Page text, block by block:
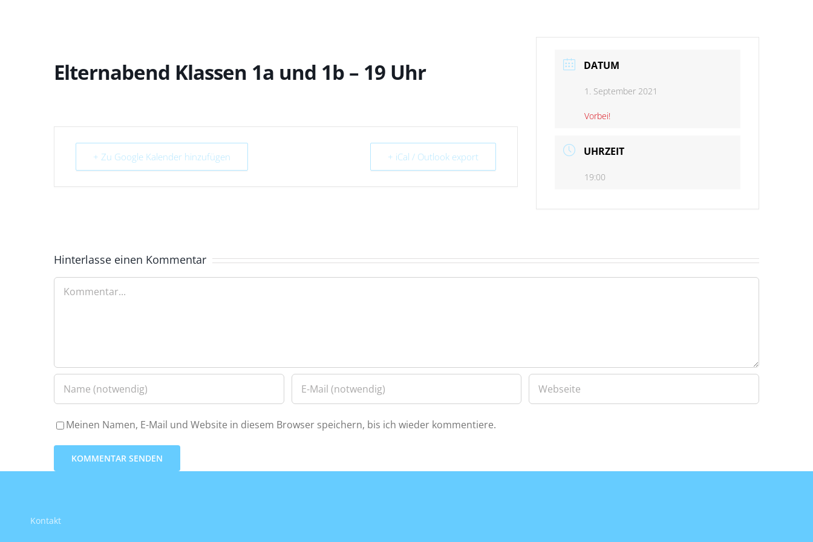
Elternabend Klassen 1a und 1b – 19 Uhr
+ Zu Google Kalender hinzufügen + iCal / Outlook export
DATUM
1. September 2021
Vorbei!
UHRZEIT
19:00
Hinterlasse einen Kommentar
Kommentar
Meinen Namen, E-Mail und Website in diesem Browser speichern, bis ich wieder kommentiere.
Kontakt